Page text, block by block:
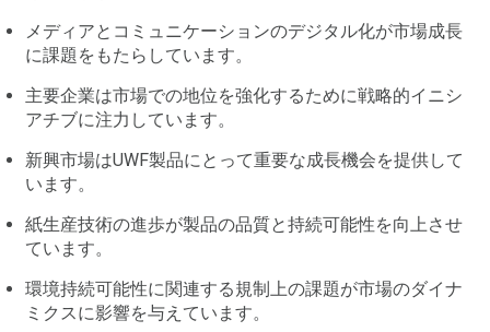
メディアとコミュニケーションのデジタル化が市場成長
に課題をもたらしています。
主要企業は市場での地位を強化するために戦略的イニシ
アチブに注力しています。
新興市場はUWF製品にとって重要な成長機会を提供して
います。
紙生産技術の進歩が製品の品質と持続可能性を向上させ
ています。
環境持続可能性に関連する規制上の課題が市場のダイナ
ミクスに影響を与えています。